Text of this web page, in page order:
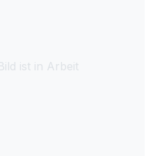
ist in Arbeit